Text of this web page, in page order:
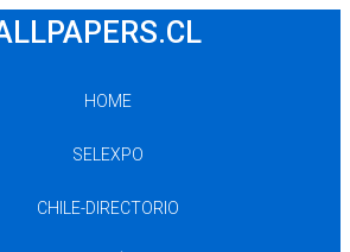
HOME
SELEXPO
CHILE-DIRECTORIO